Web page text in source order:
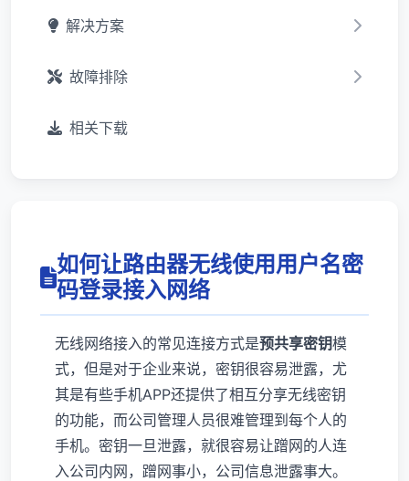
解决方案
故障排除
相关下载
如何让路由器无线使用用户名密
码登录接入网络
无线网络接入的常见连接方式是预共享密钥模
式，但是对于企业来说，密钥很容易泄露，尤
其是有些手机APP还提供了相互分享无线密钥
的功能，而公司管理人员很难管理到每个人的
手机。密钥一旦泄露，就很容易让蹭网的人连
入公司内网，蹭网事小，公司信息泄露事大。